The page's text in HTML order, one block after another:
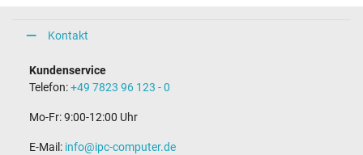
Kontakt
Kundenservice
Telefon:+49 7823 96 123 - 0
Mo-Fr: 9:00-12:00 Uhr
E-Mail: info@ipc-computer.de